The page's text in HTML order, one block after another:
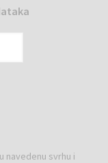
navedenu svrhu i